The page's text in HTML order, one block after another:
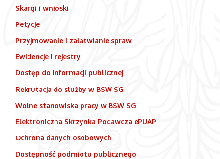
Skargi i wnioski
Petycje
Przyjmowanie i załatwianie spraw
Ewidencje i rejestry
Dostęp do informacji publicznej
Rekrutacja do służby w BSW SG
Wolne stanowiska pracy w BSW SG
Elektroniczna Skrzynka Podawcza ePUAP
Ochrona danych osobowych
Dostępność podmiotu publicznego